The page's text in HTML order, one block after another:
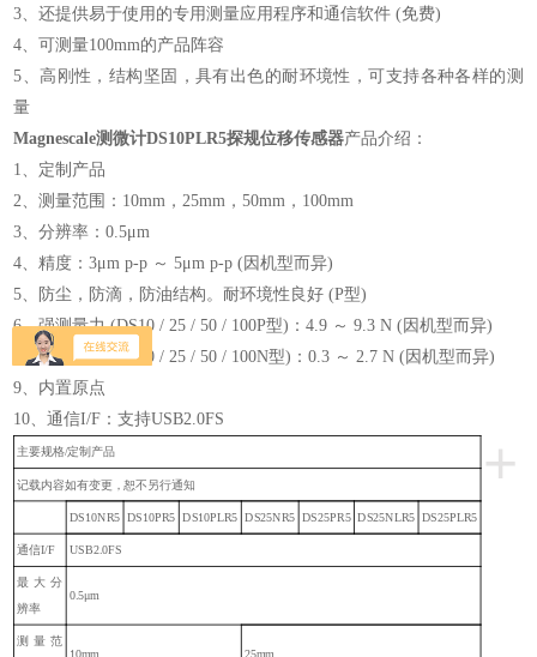
3、还提供易于使用的专用测量应用程序和通信软件 (免费)
4、可测量100mm的产品阵容
5、高刚性，结构坚固，具有出色的耐环境性，可支持各种各样的测
量
Magnescale测微计DS10PLR5探规位移传感器产品介绍：
1、定制产品
2、测量范围：10mm，25mm，50mm，100mm
3、分辨率：0.5μm
4、精度：3μm p-p ～ 5μm p-p (因机型而异)
5、防尘，防滴，防油结构。耐环境性良好 (P型)
6、强测量力 (DS10 / 25 / 50 / 100P型)：4.9 ～ 9.3 N (因机型而异)
7、低测量力 (DS10 / 25 / 50 / 100N型)：0.3 ～ 2.7 N (因机型而异)
9、内置原点
10、通信I/F：支持USB2.0FS
+
主要规格/定制产品
记载内容如有变更，恕不另行通知
DS10NR5 DS10PR5 DS10PLR5 DS25NR5 DS25PR5 DS25NLR5 DS25PLR5
通信I/F USB2.0FS
最大分
辨率
0.5μm
测量范